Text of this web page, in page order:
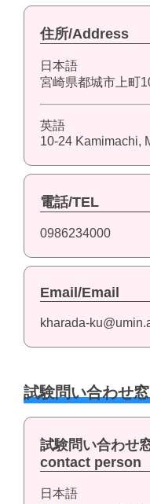
住所/Address
日本語
宮崎県都城市上町
英語
10-24 Kamimachi,
電話/TEL
0986234000
Email/Email
kharada-
試験問い合わせ
試験問い合わせ
contact person
日本語